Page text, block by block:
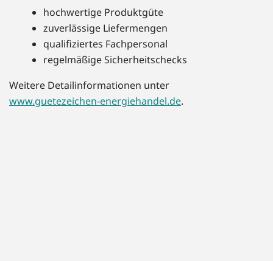
hochwertige Produktgüte
zuverlässige Liefermengen
qualifiziertes Fachpersonal
regelmäßige Sicherheitschecks
Weitere Detailinformationen unter
www.guetezeichen-energiehandel.de.